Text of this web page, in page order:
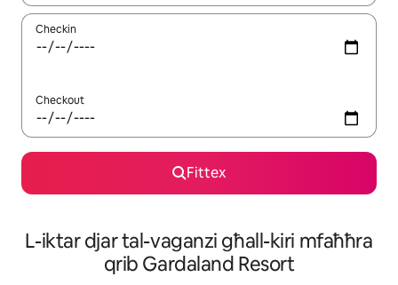
Checkin
Checkout
Fittex
L-iktar djar tal-vaganzi għall-kiri mfaħħra
qrib Gardaland Resort